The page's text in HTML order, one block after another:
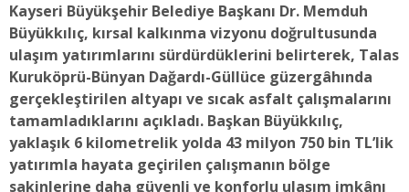
Kayseri Büyükşehir Belediye Başkanı Dr. Memduh
Büyükkılıç, kırsal kalkınma vizyonu doğrultusunda
ulaşım yatırımlarını sürdürdüklerini belirterek, Talas
Kuruköprü-Bünyan Dağardı-Güllüce güzergâhında
gerçekleştirilen altyapı ve sıcak asfalt çalışmalarını
tamamladıklarını açıkladı. Başkan Büyükkılıç,
yaklaşık 6 kilometrelik yolda 43 milyon 750 bin TL’lik
yatırımla hayata geçirilen çalışmanın bölge
sakinlerine daha güvenli ve konforlu ulaşım imkânı